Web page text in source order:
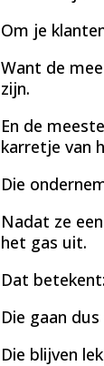
Om je
Want de
zijn.
En de
karretje van
Die
Nadat ze
het gas uit.
Dat
Die gaan
Die blijven